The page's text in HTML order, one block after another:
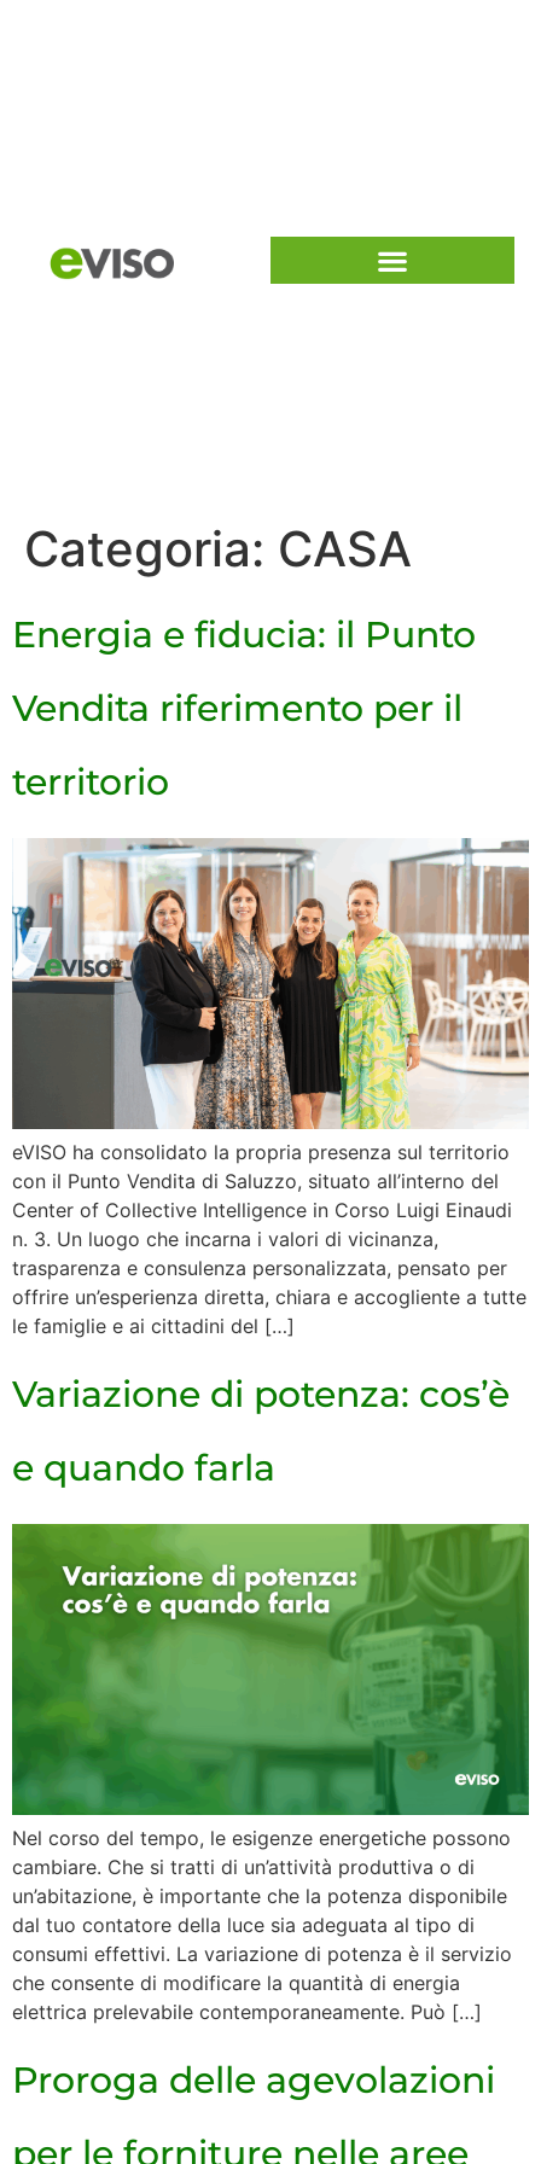
Categoria: CASA
Energia e fiducia: il Punto
Vendita riferimento per il
territorio
eVISO ha consolidato la propria presenza sul territorio
con il Punto Vendita di Saluzzo, situato all’interno del
Center of Collective Intelligence in Corso Luigi Einaudi
n. 3. Un luogo che incarna i valori di vicinanza,
trasparenza e consulenza personalizzata, pensato per
offrire un’esperienza diretta, chiara e accogliente a tutte
le famiglie e ai cittadini del […]
Variazione di potenza: cos’è
e quando farla
Nel corso del tempo, le esigenze energetiche possono
cambiare. Che si tratti di un’attività produttiva o di
un’abitazione, è importante che la potenza disponibile
dal tuo contatore della luce sia adeguata al tipo di
consumi effettivi. La variazione di potenza è il servizio
che consente di modificare la quantità di energia
elettrica prelevabile contemporaneamente. Può […]
Proroga delle agevolazioni
per le forniture nelle aree